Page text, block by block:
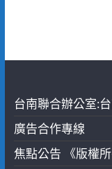
台南聯合辦公室:
廣告合作專線
焦點公告 《版權